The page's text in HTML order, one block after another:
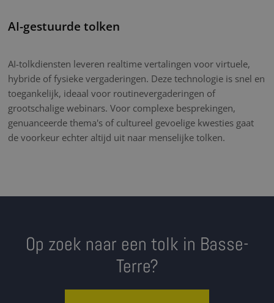
AI-gestuurde tolken
AI-tolkdiensten leveren realtime vertalingen voor virtuele,
hybride of fysieke vergaderingen. Deze technologie is snel en
toegankelijk, ideaal voor routinevergaderingen of
grootschalige webinars. Voor complexe besprekingen,
genuanceerde thema's of cultureel gevoelige kwesties gaat
de voorkeur echter altijd uit naar menselijke tolken.
Op zoek naar een tolk in Basse-
Terre?